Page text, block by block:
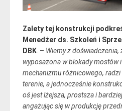
Zalety tej konstrukcji
Menedżer ds. Szkoleń i
DBK. – Wiemy z doświadczenia,
wyposażona w blokady mostów
mechanizmu różnicowego,
terenie, a jednocześnie
oś jest lżejsza, prostsza i
angażując się w produkcję